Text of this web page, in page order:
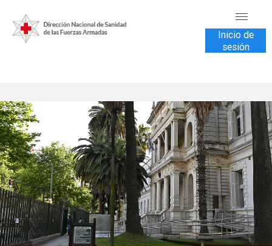
VENTA DE SERVICIOS
USUARIOS
CONTÁCTENOS
Inicio de
sesión